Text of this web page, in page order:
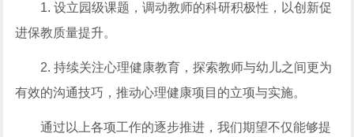
1. 设立园级课题，调动教师的科研积极性，以创新促
进保教质量提升。
2. 持续关注心理健康教育，探索教师与幼儿之间更为
有效的沟通技巧，推动心理健康项目的立项与实施。
通过以上各项工作的逐步推进，我们期望不仅能够提